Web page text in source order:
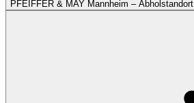
PFEIFFER & MAY Mannheim – Abholstandort